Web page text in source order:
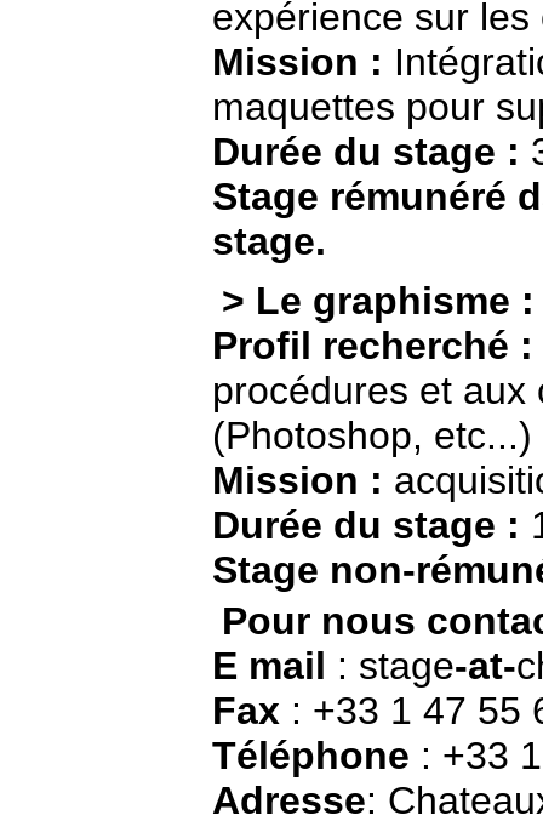
expérience sur
Mission :
maquettes pour
Durée du stage :
Stage rémunéré
stage.
> Le graphisme :
Profil recherché :
procédures et aux
(Photoshop,
Mission :
Durée du stage :
Stage non-
Pour nous
E mail : stage-at-
Fax : +33 1 47 55
Téléphone : +33
Adresse: